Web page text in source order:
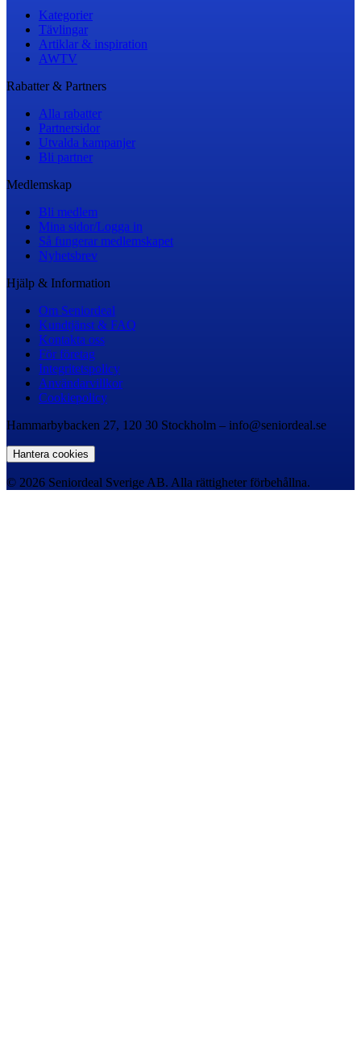
Kategorier
Tävlingar
Artiklar & inspiration
AWTV
Rabatter & Partners
Alla rabatter
Partnersidor
Utvalda kampanjer
Bli partner
Medlemskap
Bli medlem
Mina sidor/Logga in
Så fungerar medlemskapet
Nyhetsbrev
Hjälp & Information
Om Seniordeal
Kundtjänst & FAQ
Kontakta oss
För företag
Integritetspolicy
Användarvillkor
Cookiepolicy
Hammarbybacken 27, 120 30 Stockholm – info@seniordeal.se
Hantera cookies
© 2026 Seniordeal Sverige AB. Alla rättigheter förbehållna.